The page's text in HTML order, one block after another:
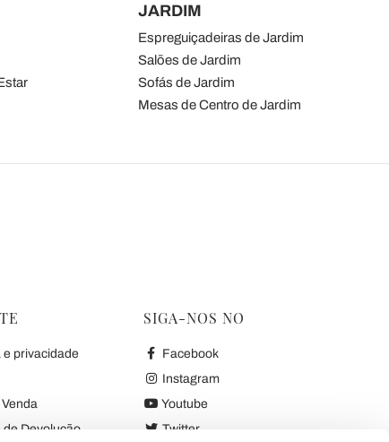
JARDIM
Espreguiçadeiras de Jardim
Salões de Jardim
Sofás de Jardim
Mesas de Centro de Jardim
e privacidade
de Devolução
SIGA-NOS NO
Facebook
Instagram
Youtube
Twitter